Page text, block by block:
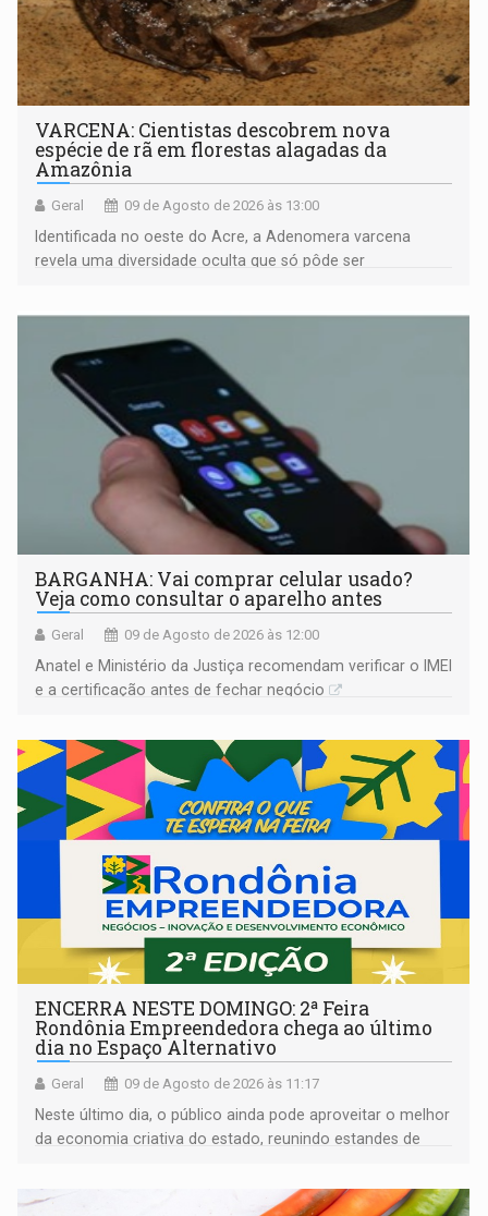
VARCENA: Cientistas descobrem nova
espécie de rã em florestas alagadas da
Amazônia
Geral 09 de Agosto de 2026 às 13:00
Identificada no oeste do Acre, a Adenomera varcena
revela uma diversidade oculta que só pôde ser
BARGANHA: Vai comprar celular usado?
Veja como consultar o aparelho antes
Geral 09 de Agosto de 2026 às 12:00
Anatel e Ministério da Justiça recomendam verificar o IMEI
e a certificação antes de fechar negócio
ENCERRA NESTE DOMINGO: 2ª Feira
Rondônia Empreendedora chega ao último
dia no Espaço Alternativo
Geral 09 de Agosto de 2026 às 11:17
Neste último dia, o público ainda pode aproveitar o melhor
da economia criativa do estado, reunindo estandes de